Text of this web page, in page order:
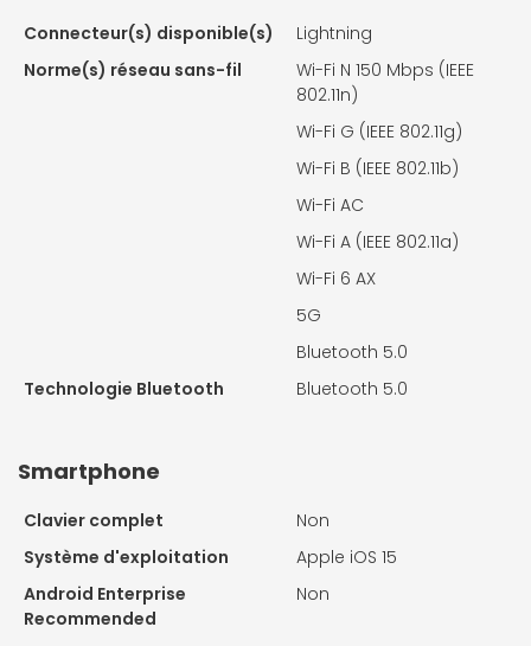
Connecteur(s) disponible(s)
Lightning
Norme(s) réseau sans-fil
Wi-Fi N 150 Mbps (IEEE
802.11n)
Wi-Fi G (IEEE 802.11g)
Wi-Fi B (IEEE 802.11b)
Wi-Fi AC
Wi-Fi A (IEEE 802.11a)
Wi-Fi 6 AX
5G
Bluetooth 5.0
Technologie Bluetooth
Bluetooth 5.0
Smartphone
Clavier complet
Non
Système d'exploitation
Apple iOS 15
Android Enterprise
Recommended
Non